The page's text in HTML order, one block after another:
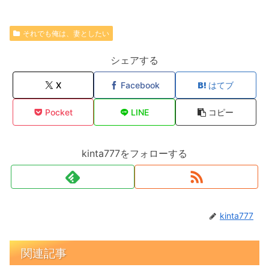
それでも俺は、妻としたい
シェアする
X Facebook はてブ
Pocket LINE コピー
kinta777をフォローする
kinta777
関連記事